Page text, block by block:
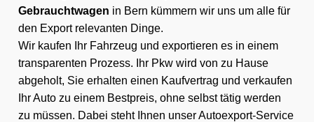
Gebrauchtwagen in Bern kümmern wir uns um alle für
den Export relevanten Dinge.
Wir kaufen Ihr Fahrzeug und exportieren es in einem
transparenten Prozess. Ihr Pkw wird von zu Hause
abgeholt, Sie erhalten einen Kaufvertrag und verkaufen
Ihr Auto zu einem Bestpreis, ohne selbst tätig werden
zu müssen. Dabei steht Ihnen unser Autoexport-Service